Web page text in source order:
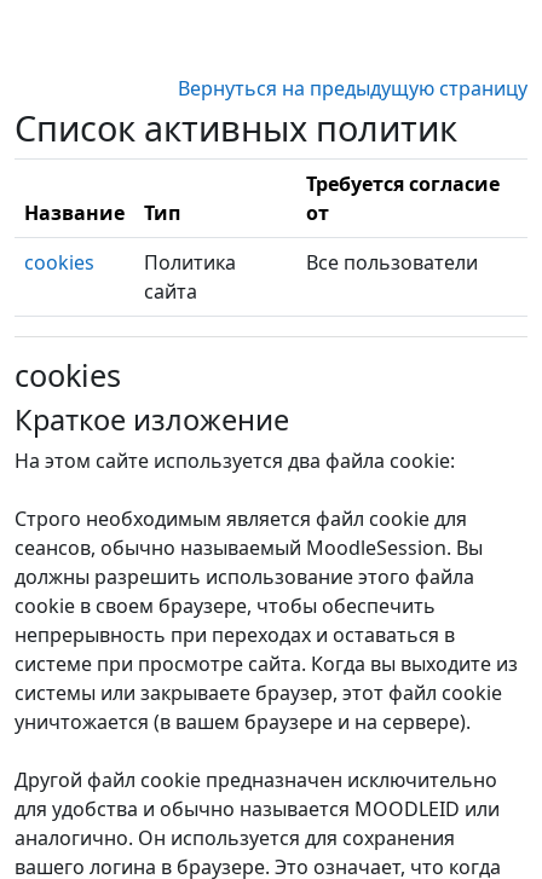
Вернуться на предыдущую страницу
Список активных политик
Название Тип
Требуется согласие
от
cookies
Политика
сайта
Все пользователи
cookies
Краткое изложение
На этом сайте используется два файла cookie:
Строго необходимым является файл cookie для
сеансов, обычно называемый MoodleSession. Вы
должны разрешить использование этого файла
cookie в своем браузере, чтобы обеспечить
непрерывность при переходах и оставаться в
системе при просмотре сайта. Когда вы выходите из
системы или закрываете браузер, этот файл cookie
уничтожается (в вашем браузере и на сервере).
Другой файл cookie предназначен исключительно
для удобства и обычно называется MOODLEID или
аналогично. Он используется для сохранения
вашего логина в браузере. Это означает, что когда